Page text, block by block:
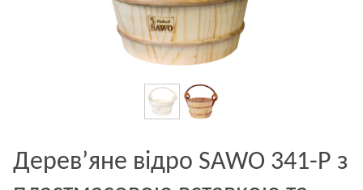
Дерев’яне відро SAWO 341-Р з